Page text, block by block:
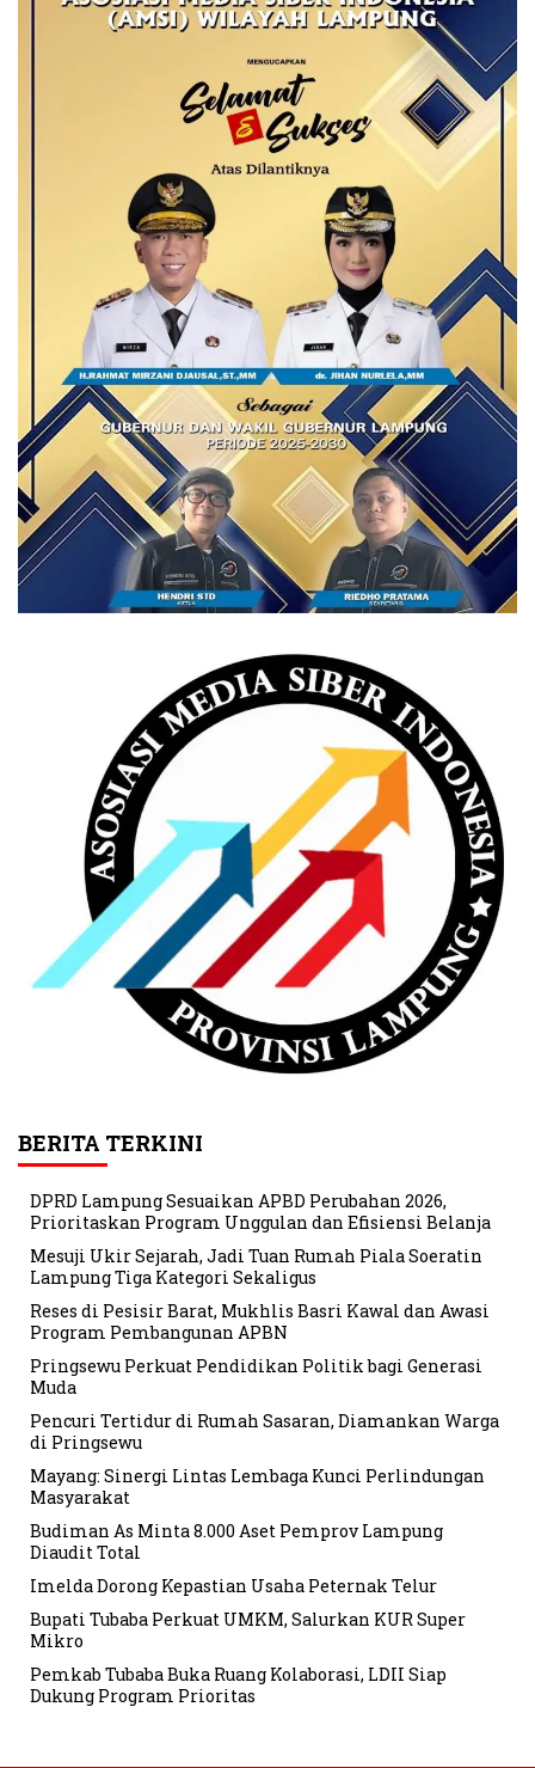
BERITA TERKINI
DPRD Lampung Sesuaikan APBD Perubahan 2026,
Prioritaskan Program Unggulan dan Efisiensi Belanja
Mesuji Ukir Sejarah, Jadi Tuan Rumah Piala Soeratin
Lampung Tiga Kategori Sekaligus
Reses di Pesisir Barat, Mukhlis Basri Kawal dan Awasi
Program Pembangunan APBN
Pringsewu Perkuat Pendidikan Politik bagi Generasi
Muda
Pencuri Tertidur di Rumah Sasaran, Diamankan Warga
di Pringsewu
Mayang: Sinergi Lintas Lembaga Kunci Perlindungan
Masyarakat
Budiman As Minta 8.000 Aset Pemprov Lampung
Diaudit Total
Imelda Dorong Kepastian Usaha Peternak Telur
Bupati Tubaba Perkuat UMKM, Salurkan KUR Super
Mikro
Pemkab Tubaba Buka Ruang Kolaborasi, LDII Siap
Dukung Program Prioritas